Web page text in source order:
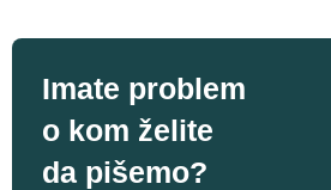
Imate problem
o kom želite
da pišemo?